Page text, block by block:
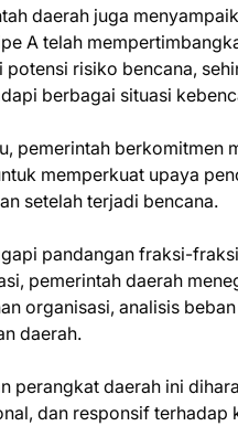
daerah juga
A telah
potensi risiko bencana,
berbagai situasi
pemerintah berkomitmen
memperkuat upaya
setelah terjadi bencana.
pandangan fraksi-
pemerintah daerah
organisasi, analisis
daerah.
perangkat daerah ini
dan responsif terhadap